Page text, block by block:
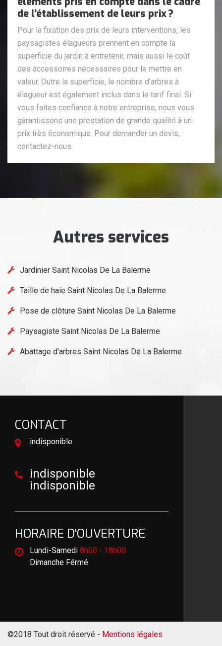
de l’établissement de leurs prix ?
Pour la fixation des prix de leurs interventions, les
paysagistes élagueurs prennent en compte la
superficie du jardin à entretenir, mais aussi le coût
des accessoires nécessaires pour le mettre en
valeur. Outre la superficie, le nombre d’arbres à
élagueur est également inclus dans le tarif final. Si
vous faites confiance à notre entreprise, nous vous
garantissons une prestation de grande qualité à un
prix très économique. Pour demander un devis,
contactez-nous.
Autres services
Jardinier Saint Nicolas De La Balerme
Taille de haie Saint Nicolas De La Balerme
Pose de clôture Saint Nicolas De La Balerme
Paysagiste Saint Nicolas De La Balerme
Abattage d'arbres Saint Nicolas De La Balerme
CONTACT
indisponible
indisponible
indisponible
HORAIRE D'OUVERTURE
Lundi-Samedi 8h00 - 18h00
Dimanche Férmé
©2018 Tout droit réservé - Mentions légales